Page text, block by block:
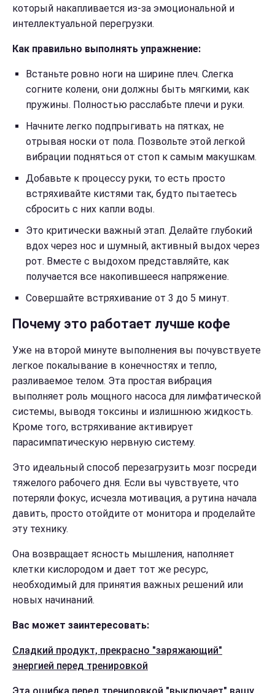
который накапливается из-за эмоциональной и
интеллектуальной перегрузки.
Как правильно выполнять упражнение:
Встаньте ровно ноги на ширине плеч. Слегка
согните колени, они должны быть мягкими, как
пружины. Полностью расслабьте плечи и руки.
Начните легко подпрыгивать на пятках, не
отрывая носки от пола. Позвольте этой легкой
вибрации подняться от стоп к самым макушкам.
Добавьте к процессу руки, то есть просто
встряхивайте кистями так, будто пытаетесь
сбросить с них капли воды.
Это критически важный этап. Делайте глубокий
вдох через нос и шумный, активный выдох через
рот. Вместе с выдохом представляйте, как
получается все накопившееся напряжение.
Совершайте встряхивание от 3 до 5 минут.
Почему это работает лучше кофе
Уже на второй минуте выполнения вы почувствуете
легкое покалывание в конечностях и тепло,
разливаемое телом. Эта простая вибрация
выполняет роль мощного насоса для лимфатической
системы, выводя токсины и излишнюю жидкость.
Кроме того, встряхивание активирует
парасимпатическую нервную систему.
Это идеальный способ перезагрузить мозг посреди
тяжелого рабочего дня. Если вы чувствуете, что
потеряли фокус, исчезла мотивация, а рутина начала
давить, просто отойдите от монитора и проделайте
эту технику.
Она возвращает ясность мышления, наполняет
клетки кислородом и дает тот же ресурс,
необходимый для принятия важных решений или
новых начинаний.
Вас может заинтересовать:
Сладкий продукт, прекрасно "заряжающий"
энергией перед тренировкой